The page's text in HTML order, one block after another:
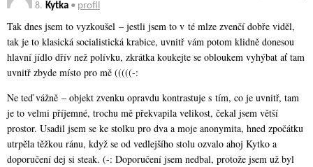
8. Kytka • profil
Tak dnes jsem to vyzkoušel – jestli jsem to v té mlze zvenčí dobře viděl,
tak je to klasická socialistická krabice, uvnitř vám potom klidně donesou
hlavní jídlo dřív než polívku, zkrátka koukejte se obloukem vyhýbat ať tam
uvnitř zbyde místo pro mě (((((-:
Ne teď vážně – objekt zvenku opravdu kontrastuje s tím, co je uvnitř, tam
je to velmi příjemné, trochu mě překvapila velikost, čekal jsem větší
prostor. Usadil jsem se ke stolku pro dva a moje anonymita, hned zpočátku
utrpěla těžkou ránu, když se od vedlejšího stolu ozvalo ahoj Kytko a
doporučení dej si steak. (-: Doporučení jsem nedbal, protože jsem už byl